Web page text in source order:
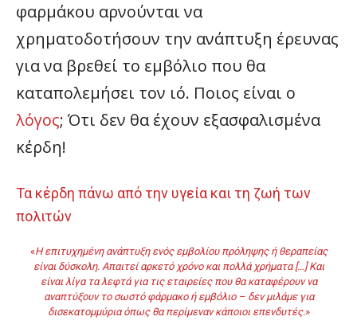
φαρμάκου αρνούνται να
χρηματοδοτήσουν την ανάπτυξη έρευνας
για να βρεθεί το εμβόλιο που θα
καταπολεμήσει τον ιό. Ποιος είναι ο
λόγος; Ότι δεν θα έχουν εξασφαλισμένα
κέρδη!
Τα κέρδη πάνω από την υγεία και τη ζωή των
πολιτών
«Η επιτυχημένη ανάπτυξη ενός εμβολίου πρόληψης ή θεραπείας
είναι δύσκολη. Απαιτεί αρκετό χρόνο και πολλά χρήματα […] Και
είναι λίγα τα λεφτά για τις εταιρείες που θα καταφέρουν να
αναπτύξουν το σωστό φάρμακο ή εμβόλιο – δεν μιλάμε για
δισεκατομμύρια όπως θα περίμεναν κάποιοι επενδυτές.»